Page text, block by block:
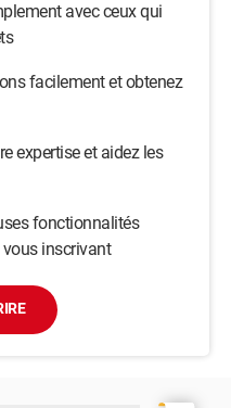
avec ceux qui
facilement et obtenez
expertise et aidez les
fonctionnalités
inscrivant